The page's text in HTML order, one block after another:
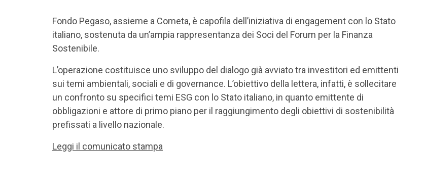
Fondo Pegaso, assieme a Cometa, è capofila dell’iniziativa di engagement con lo Stato
italiano, sostenuta da un’ampia rappresentanza dei Soci del Forum per la Finanza
Sostenibile.
L’operazione costituisce uno sviluppo del dialogo già avviato tra investitori ed emittenti
sui temi ambientali, sociali e di governance. L’obiettivo della lettera, infatti, è sollecitare
un confronto su specifici temi ESG con lo Stato italiano, in quanto emittente di
obbligazioni e attore di primo piano per il raggiungimento degli obiettivi di sostenibilità
prefissati a livello nazionale.
Leggi il comunicato stampa